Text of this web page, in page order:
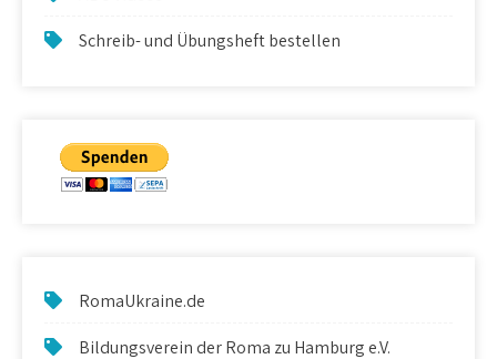
Schreib- und Übungsheft bestellen
RomaUkraine.de
Bildungsverein der Roma zu Hamburg e.V.